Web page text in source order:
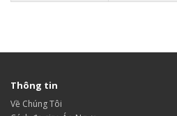
Thông tin
Về Chúng Tôi